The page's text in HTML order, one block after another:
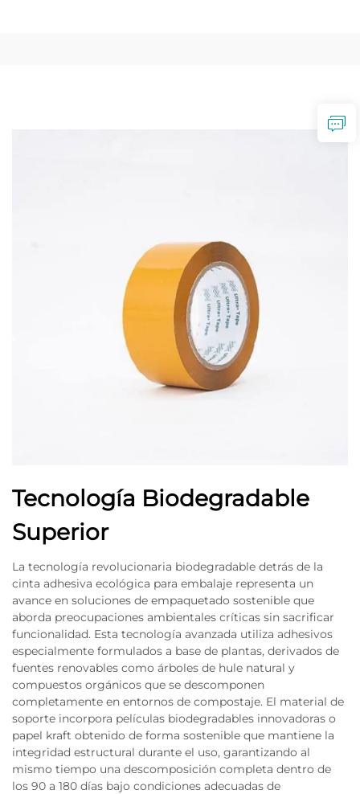
Tecnología Biodegradable
Superior
La tecnología revolucionaria biodegradable detrás de la
cinta adhesiva ecológica para embalaje representa un
avance en soluciones de empaquetado sostenible que
aborda preocupaciones ambientales críticas sin sacrificar
funcionalidad. Esta tecnología avanzada utiliza adhesivos
especialmente formulados a base de plantas, derivados de
fuentes renovables como árboles de hule natural y
compuestos orgánicos que se descomponen
completamente en entornos de compostaje. El material de
soporte incorpora películas biodegradables innovadoras o
papel kraft obtenido de forma sostenible que mantiene la
integridad estructural durante el uso, garantizando al
mismo tiempo una descomposición completa dentro de
los 90 a 180 días bajo condiciones adecuadas de